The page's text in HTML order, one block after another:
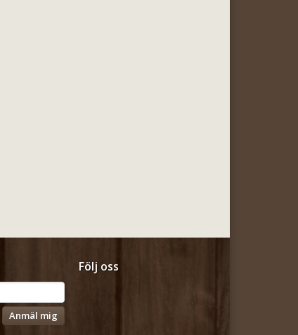
Följ oss
Anmäl mig